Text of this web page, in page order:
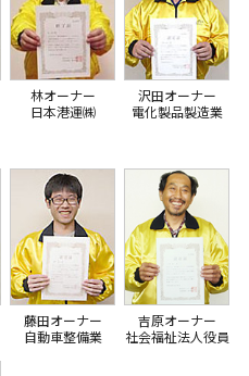
林オーナー
日本港運㈱
沢田オーナー
電化製品製造業
藤田オーナー
自動車整備業
吉原オーナー
社会福祉法人役員